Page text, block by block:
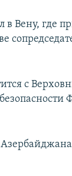
Вену, где
с